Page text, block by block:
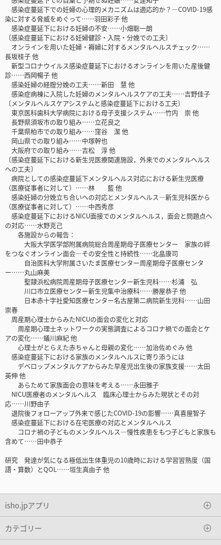
感染症蔓延下での妊婦の心理的メカニズムは適応的か？―COVID-19感
染に対する脅威をめぐって……羽田彩子 他
感染症蔓延下における妊婦の不安……小畑聡一朗
〔感染症蔓延下における妊婦健診・入院・分娩での工夫〕
オンラインを用いた妊婦・褥婦に対するメンタルヘルスチェック……
長坂桂子 他
新型コロナウイルス感染症蔓延下におけるオンラインを用いた産後健
診……西岡暢子 他
感染妊婦の経腟分娩の工夫……新田 慧 他
感染症病棟に入院した妊婦のメンタルヘルスケアの工夫……吉野佳子
〔メンタルヘルスケアシステムと感染症蔓延下における工夫〕
東京医科歯科大学病院における母子支援システム……竹内 崇 他
長野県須坂市の取り組み……立花良之
千葉県柏市での取り組み……窪谷 潔 他
岡山県での取り組み……中塚幹也
大阪府での取り組み……吉松 淳 他
〔感染症蔓延下における新生児医療関連施設，外来でのメンタルヘルス
への工夫〕
病院としての感染症蔓延下メンタルヘルス対応における新生児医療
（医療従事者に対して）……林 藍 他
感染妊婦の分娩立ち合いへの対応とメンタルヘルス―新生児科医から
（医療従事者に対して）……中西秀彦
感染症蔓延下におけるNICU面接でのメンタルヘルス，面会と問題点へ
の対応……水野克己
各施設からの報告：
大阪大学医学部附属病院総合周産期母子医療センター 家族の絆
をつなぐオンライン面会―その安全性と持続性……北畠康司
自治医科大学附属さいたま医療センター周産期母子医療センタ
ー……丸山麻美
聖隷浜松病院周産期母子医療センター新生児科……杉浦 弘
川口市立医療センター新生児集中治療科……勝屋恭子 他
日本赤十字社愛知医療センター名古屋第二病院新生児科……山田
崇春
周産期心理士からみたNICUの面会の変化と対応
周産期心理士ネットワークの実態調査によるコロナ禍での面会とケ
アの変化……蟻川麻紀 他
心理士がとらえた赤ちゃんと母親の変化……加治佐めぐみ 他
感染症蔓延下における家族のメンタルヘルスに寄り添うには
デベロップメンタルケアからみた早産児出生後の家族支援……太田
英伸 他
あらためて家族面会の意味を考える……永田雅子
NICU医療者のメンタルヘルス 臨床心理士からみた現状とその対
応……川野由子
退院後フォローアップ外来で感じたCOVID-19の影響……真喜屋智子
感染症蔓延下における在宅医療の対応とメンタルヘルス
コロナ禍の子どものメンタルヘルス―慢性疾患をもつ子どもと家族も
含めて……田中恭子
研究 発達が気になる極低出生体重児の10歳時における学習習熟度（国
語・算数）とQOL……垣生真由子 他
isho.jpアプリ
カテゴリー